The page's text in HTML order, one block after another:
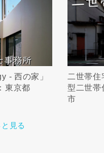
- 西の家」
東京都
二世帯
型二世帯
市
見る